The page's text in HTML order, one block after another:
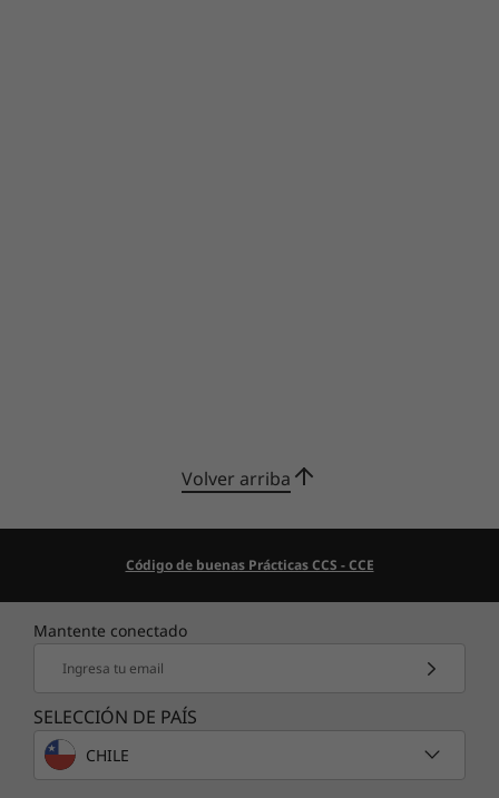
Volver arriba
Código de buenas Prácticas CCS - CCE
Mantente conectado
Ingresa tu email
SELECCIÓN DE PAÍS
CHILE